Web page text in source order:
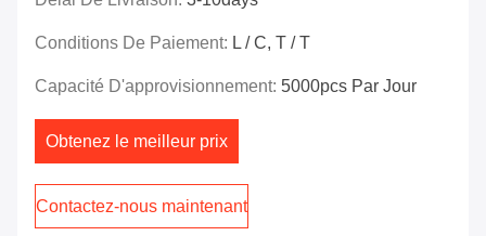
Conditions De Paiement: L / C, T / T
Capacité D'approvisionnement: 5000pcs Par Jour
Obtenez le meilleur prix
Contactez-nous maintenant